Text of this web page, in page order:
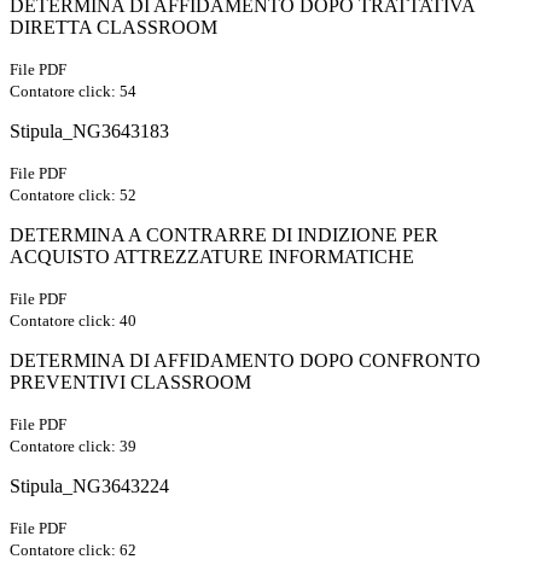
DETERMINA DI AFFIDAMENTO DOPO TRATTATIVA
DIRETTA CLASSROOM
File PDF
Contatore click: 54
Stipula_NG3643183
File PDF
Contatore click: 52
DETERMINA A CONTRARRE DI INDIZIONE PER
ACQUISTO ATTREZZATURE INFORMATICHE
File PDF
Contatore click: 40
DETERMINA DI AFFIDAMENTO DOPO CONFRONTO
PREVENTIVI CLASSROOM
File PDF
Contatore click: 39
Stipula_NG3643224
File PDF
Contatore click: 62